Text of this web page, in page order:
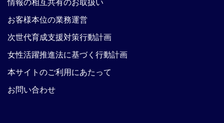
情報の相互共有のお取扱い
お客様本位の業務運営
次世代育成支援対策行動計画
女性活躍推進法に基づく行動計画
本サイトのご利用にあたって
お問い合わせ